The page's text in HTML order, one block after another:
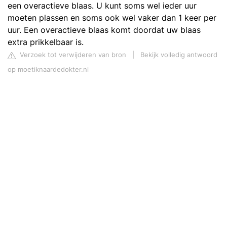
een overactieve blaas. U kunt soms wel ieder uur
moeten plassen en soms ook wel vaker dan 1 keer per
uur. Een overactieve blaas komt doordat uw blaas
extra prikkelbaar is.
Verzoek tot verwijderen van bron
Bekijk volledig antwoord
op moetiknaardedokter.nl